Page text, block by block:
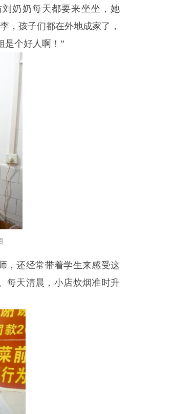
奶奶每天都要来坐坐，她
，孩子们都在外地成家了，
是个好人啊！”
，还经常带着学生来感受这
每天清晨，小店炊烟准时升